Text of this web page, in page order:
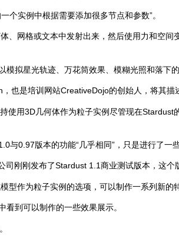
个实例中根据需要添加很多节点和参数”。
、网格或文本中发射出来，然后使用力和空
模拟星光轨迹、万花筒效果、模糊光照和落下的
也是培训网站CreativeDojo的创始人，将其描
使用3D几何体作为粒子实例尽管现在
与0.97版本的功能“几乎相同”，只是进行了一些
司刚刚发布了Stardust 1.1商业测试版本，这个
型作为粒子实例的选项，可以制作一系列新的
看到可以制作的一些效果展示。